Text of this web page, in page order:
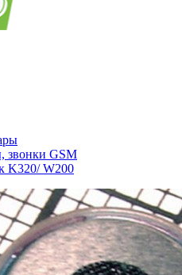
звонки GSM
K320/ W200